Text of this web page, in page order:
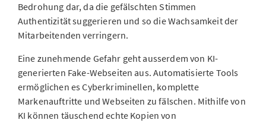
Bedrohung dar, da die gefälschten Stimmen
Authentizität suggerieren und so die Wachsamkeit der
Mitarbeitenden verringern.
Eine zunehmende Gefahr geht ausserdem von KI-
generierten Fake-Webseiten aus. Automatisierte Tools
ermöglichen es Cyberkriminellen, komplette
Markenauftritte und Webseiten zu fälschen. Mithilfe von
KI können täuschend echte Kopien von